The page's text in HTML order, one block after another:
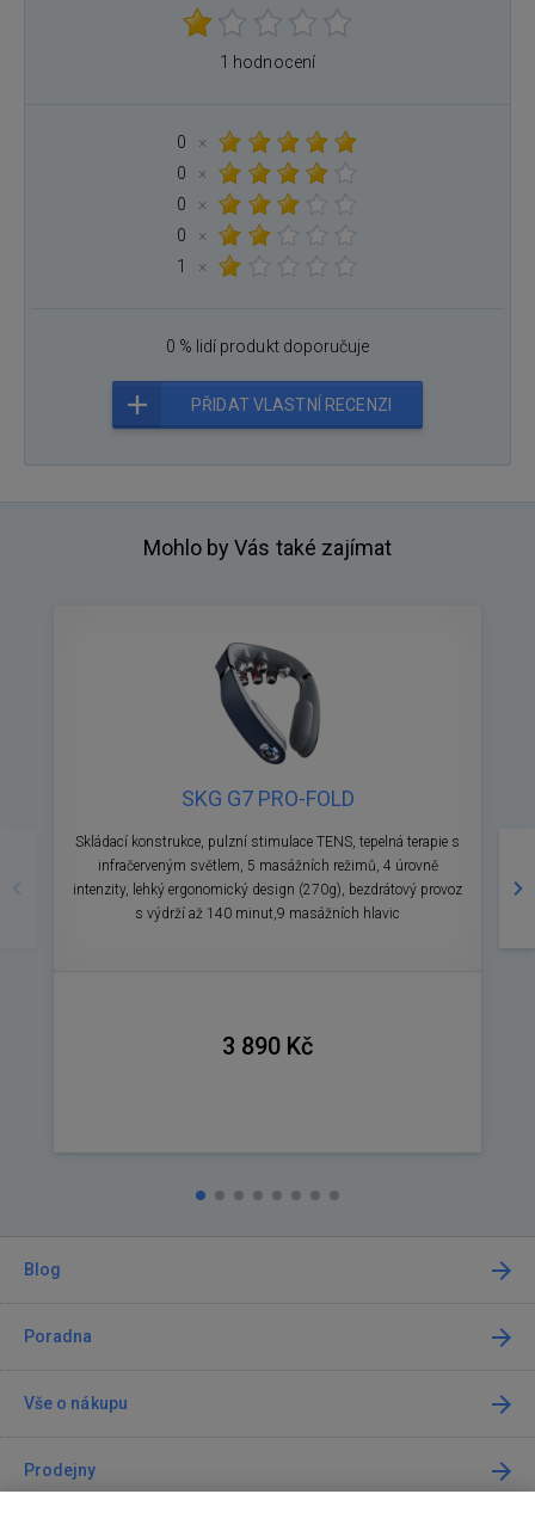
1 hodnocení
0
×
0
×
0
×
0
×
1
×
0 % lidí produkt doporučuje
PŘIDAT VLASTNÍ RECENZI
Mohlo by Vás také zajímat
SKG G7 PRO-FOLD
Skládací konstrukce, pulzní stimulace TENS, tepelná terapie s
infračerveným světlem, 5 masážních režimů, 4 úrovně
intenzity, lehký ergonomický design (270g), bezdrátový provoz
s výdrží až 140 minut,9 masážních hlavic
3 890 Kč
Předchozí
Blog
Poradna
Vše o nákupu
Prodejny